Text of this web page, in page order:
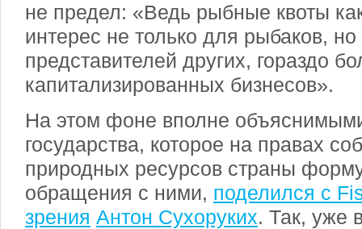
не предел: «Ведь рыбные квоты
интерес не только для рыбаков,
представителей других, гораздо
капитализированных бизнесов».
На этом фоне вполне
государства, которое на правах
природных ресурсов страны
обращения с ними, поделился с
зрения Антон Сухоруких. Так, уже